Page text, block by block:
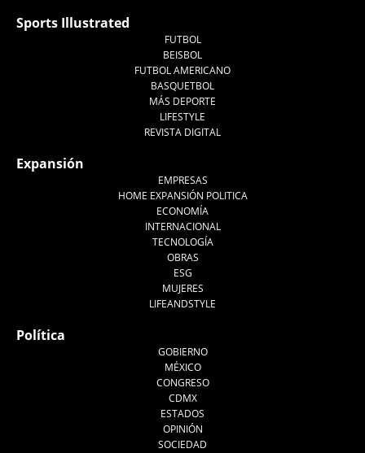
Sports Illustrated
FUTBOL
BEISBOL
FUTBOL AMERICANO
BASQUETBOL
MÁS DEPORTE
LIFESTYLE
REVISTA DIGITAL
Expansión
EMPRESAS
HOME EXPANSIÓN POLITICA
ECONOMÍA
INTERNACIONAL
TECNOLOGÍA
OBRAS
ESG
MUJERES
LIFEANDSTYLE
Política
GOBIERNO
MÉXICO
CONGRESO
CDMX
ESTADOS
OPINIÓN
SOCIEDAD